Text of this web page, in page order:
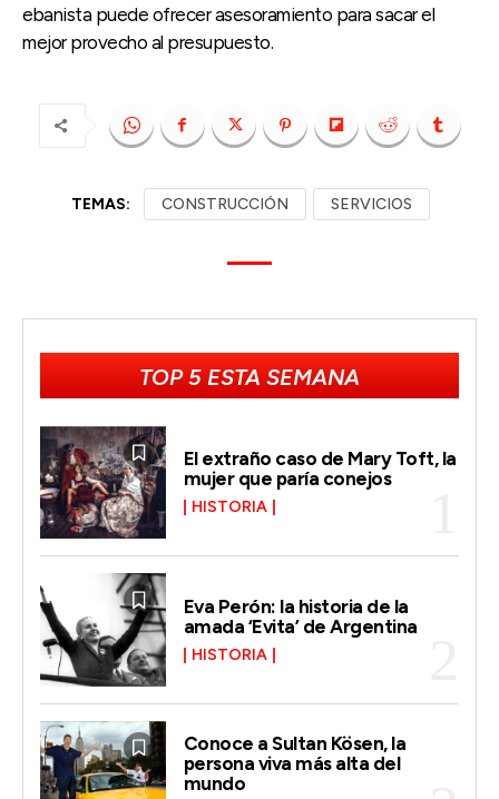
ebanista puede ofrecer asesoramiento para sacar el
mejor provecho al presupuesto.
TEMAS: CONSTRUCCIÓN SERVICIOS
TOP 5 ESTA SEMANA
El extraño caso de Mary Toft, la
mujer que paría conejos
HISTORIA
Eva Perón: la historia de la
amada ‘Evita’ de Argentina
HISTORIA
Conoce a Sultan Kösen, la
persona viva más alta del
mundo